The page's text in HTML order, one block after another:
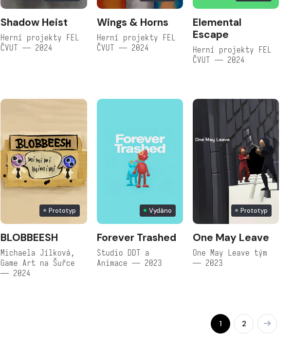
Shadow Heist
Herní projekty FEL
ČVUT — 2024
Wings & Horns
Herní projekty FEL
ČVUT — 2024
Elemental
Escape
Herní projekty FEL
ČVUT — 2024
Prototyp
BLOBBEESH
Michaela Jílková,
Game Art na Šuřce
— 2024
Vydáno
Forever Trashed
Studio DDT a
Animace — 2023
Prototyp
One May Leave
One May Leave tým
— 2023
1 2